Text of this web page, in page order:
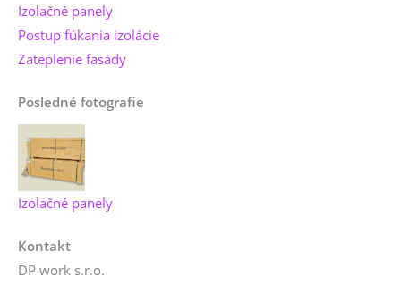
Izolačné panely
Postup fúkania izolácie
Zateplenie fasády
Posledné fotografie
Izolačné panely
Kontakt
DP work s.r.o.